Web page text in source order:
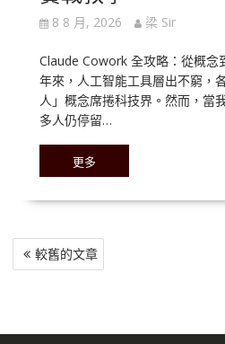
8 8 月, 2026 梁 Sir
Claude Cowork 全攻略：從概念
年來，人工智能工具層出不窮，
人」概念席捲科技界。然而，當
多人仍停留…
更多
文
章
較舊的文章